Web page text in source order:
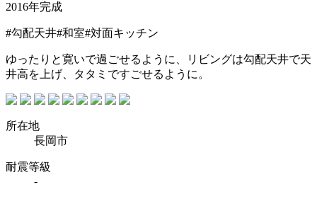
2016年完成
#勾配天井#和室#対面キッチン
ゆったりと寛いで過ごせるように、リビングは勾配天井で天
井高を上げ、タタミですごせるように。
所在地
長岡市
耐震等級
-